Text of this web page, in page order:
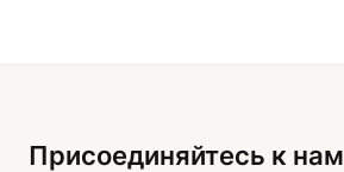
Присоединяйтесь к нам